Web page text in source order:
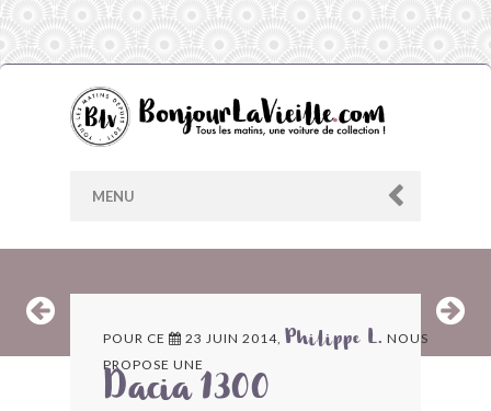
MENU
ARCHIVES
POUR CE 23 JUIN 2014, Philippe L. NOUS
PROPOSE UNE
Dacia 1300